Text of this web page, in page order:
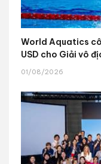
World Aquatics
USD cho Giải vô
01/08/2026